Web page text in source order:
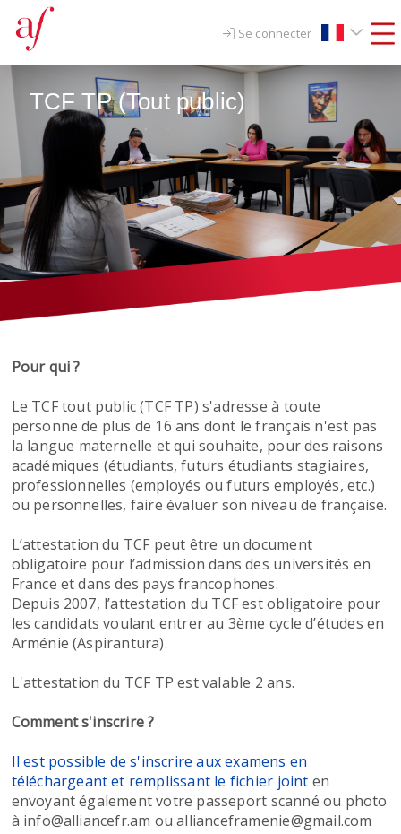
Se connecter
TCF TP (Tout public)
Pour qui ?
Le TCF tout public (TCF TP) s'adresse à toute
personne de plus de 16 ans dont le français n'est pas
la langue maternelle et qui souhaite, pour des raisons
académiques (étudiants, futurs étudiants stagiaires,
professionnelles (employés ou futurs employés, etc.)
ou personnelles, faire évaluer son niveau de française.
L’attestation du TCF peut être un document
obligatoire pour l’admission dans des universités en
France et dans des pays francophones.
Depuis 2007, l’attestation du TCF est obligatoire pour
les candidats voulant entrer au 3ème cycle d’études en
Arménie (Aspirantura).
L'attestation du TCF TP est valable 2 ans.
Comment s'inscrire ?
Il est possible de s'inscrire aux examens en
téléchargeant et remplissant le fichier joint en
envoyant également votre passeport scanné ou photo
à info@alliancefr.am ou allianceframenie@gmail.com